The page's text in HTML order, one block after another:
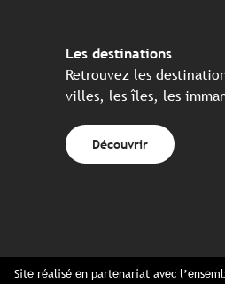
Les destinations
Retrouvez les
villes, les îles, les
Découvrir
Site réalisé en partenariat avec